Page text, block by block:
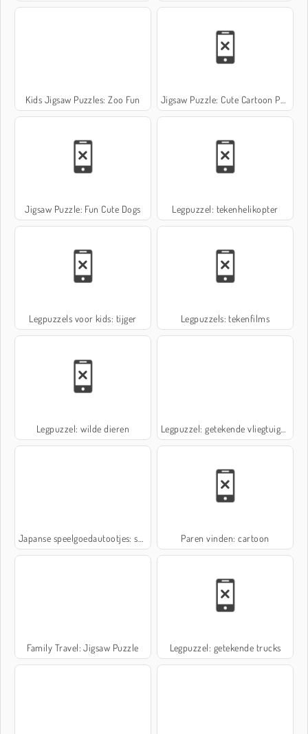
Kids Jigsaw Puzzles: Zoo Fun Jigsaw Puzzle: Cute Cartoon Puppies
Jigsaw Puzzle: Fun Cute Dogs Legpuzzel: tekenhelikopter
Legpuzzels voor kids: tijger Legpuzzels: tekenfilms
Legpuzzel: wilde dieren Legpuzzel: getekende vliegtuigen
Japanse speelgoedautootjes: seizoen 2 Paren vinden: cartoon
Family Travel: Jigsaw Puzzle Legpuzzel: getekende trucks